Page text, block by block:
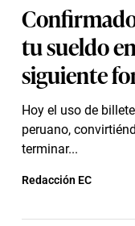
tu sueldo
siguiente
Hoy el uso de
peruano,
terminar...
Redacción EC